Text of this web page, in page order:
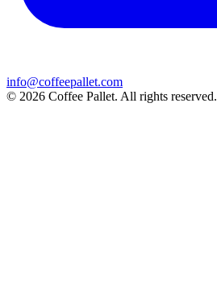
info@coffeepallet.com
© 2026 Coffee Pallet. All rights reserved.